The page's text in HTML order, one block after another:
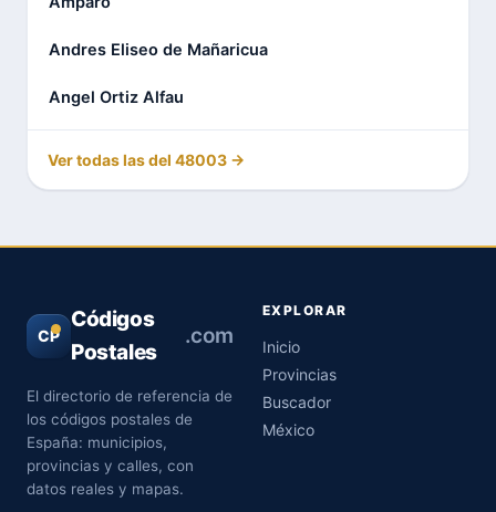
Andres Eliseo de Mañaricua
Angel Ortiz Alfau
Ver todas las del 48003 →
CP
Códigos
Postales
.com
El directorio de referencia de
los códigos postales de
España: municipios,
provincias y calles, con
datos reales y mapas.
EXPLORAR
Inicio
Provincias
Buscador
México